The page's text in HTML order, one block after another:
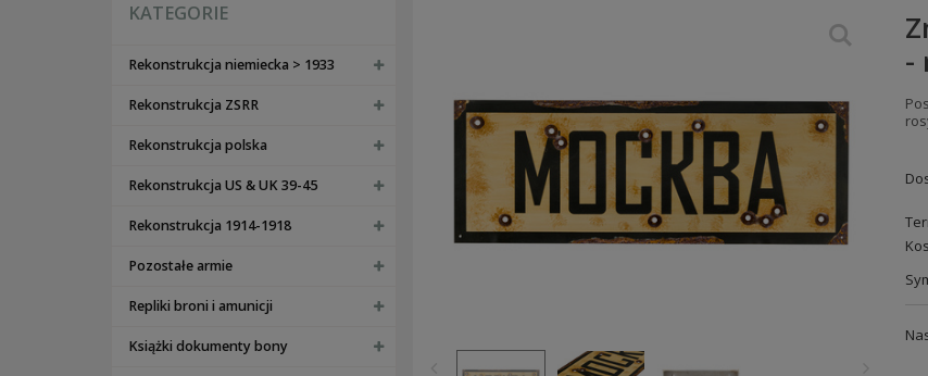
KATEGORIE
Rekonstrukcja niemiecka > 1933
Rekonstrukcja ZSRR
Rekonstrukcja polska
Rekonstrukcja US & UK 39-45
Rekonstrukcja 1914-1918
Pozostałe armie
Repliki broni i amunicji
Książki dokumenty bony
-